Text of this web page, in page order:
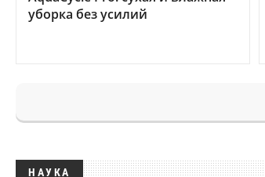
уборка без усилий
НАУКА